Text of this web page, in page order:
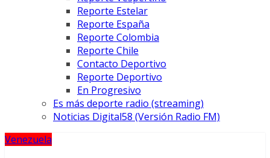
Reporte Estelar
Reporte España
Reporte Colombia
Reporte Chile
Contacto Deportivo
Reporte Deportivo
En Progresivo
Es más deporte radio (streaming)
Noticias Digital58 (Versión Radio FM)
Venezuela